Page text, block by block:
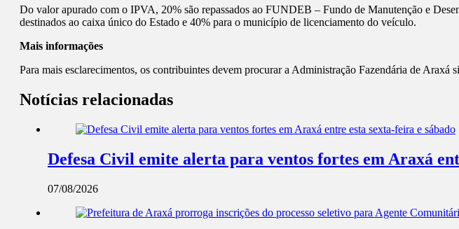
Do valor apurado com o IPVA, 20% são repassados ao FUNDEB – Fundo de Manutenção e
destinados ao caixa único do Estado e 40% para o município de licenciamento do veículo.
Mais informações
Para mais esclarecimentos, os contribuintes devem procurar a Administração Fazendária de
Notícias relacionadas
Defesa Civil emite alerta para ventos fortes em Araxá
07/08/2026